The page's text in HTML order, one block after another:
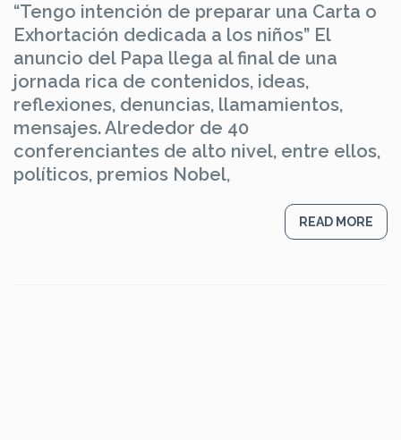
“Tengo intención de preparar una Carta o
Exhortación dedicada a los niños” El
anuncio del Papa llega al final de una
jornada rica de contenidos, ideas,
reflexiones, denuncias, llamamientos,
mensajes. Alrededor de 40
conferenciantes de alto nivel, entre ellos,
políticos, premios Nobel,
READ MORE